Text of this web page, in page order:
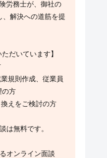
労務士が、御社の
解決への道筋を提
だいています】
規則作成、従業員
の方
えをご検討の方
は無料です。
オンライン面談